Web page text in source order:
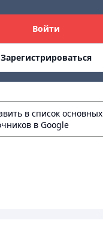
Войти
Зарегистрироваться
в список основных
в Google